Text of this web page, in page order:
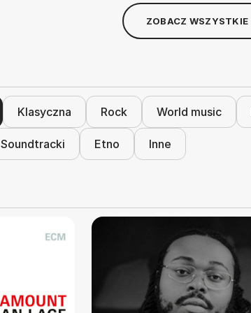
ZOBACZ WSZYSTKIE
Klasyczna Rock World music
Soundtracki Etno Inne